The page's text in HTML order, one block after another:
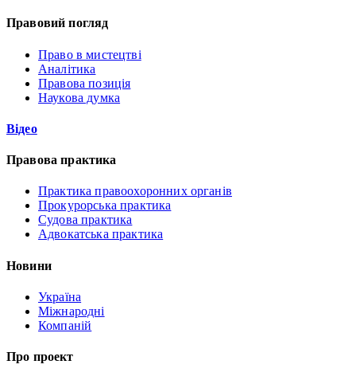
Правовий погляд
Право в мистецтві
Аналітика
Правова позиція
Наукова думка
Відео
Правова практика
Практика правоохоронних органів
Прокурорська практика
Судова практика
Адвокатська практика
Новини
Україна
Міжнародні
Компаній
Про проект